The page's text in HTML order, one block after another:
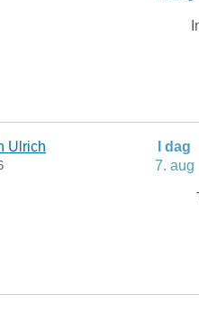
Ulrich
I dag
7. aug